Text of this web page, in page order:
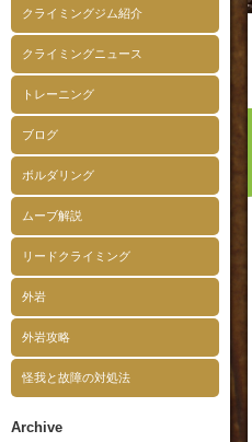
クライミングジム紹介
クライミングニュース
トレーニング
ブログ
ボルダリング
ムーブ解説
リードクライミング
外岩
外岩攻略
怪我と故障の対処法
Archive